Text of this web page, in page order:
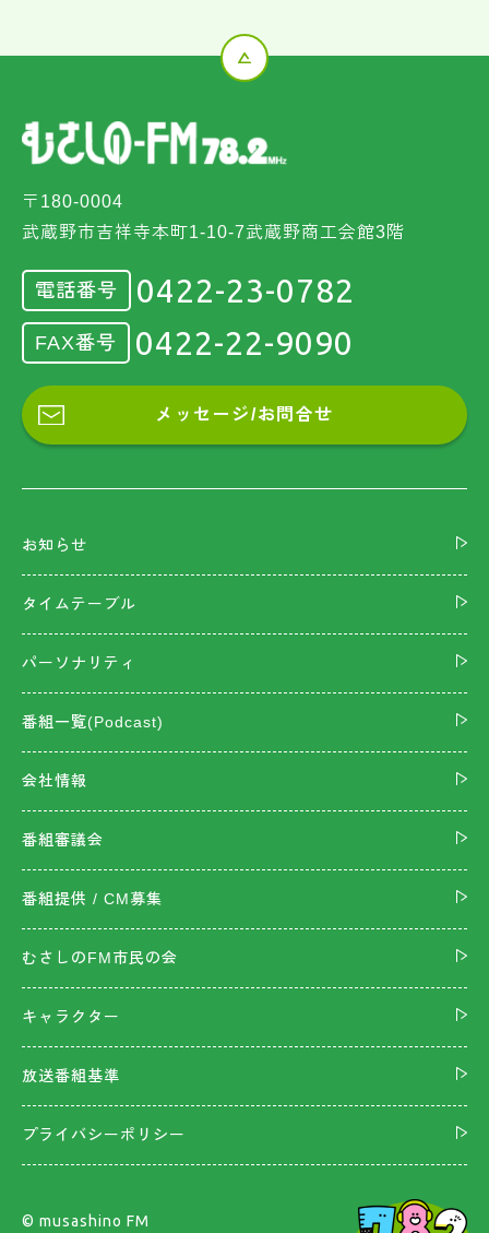
〒180-0004
武蔵野市吉祥寺本町1-10-7武蔵野商工会館3階
電話番号 0422-23-0782
FAX番号 0422-22-9090
メッセージ/お問合せ
お知らせ
タイムテーブル
パーソナリティ
番組一覧(Podcast)
会社情報
番組審議会
番組提供 / CM募集
むさしのFM市民の会
キャラクター
放送番組基準
プライバシーポリシー
©︎ musashino FM